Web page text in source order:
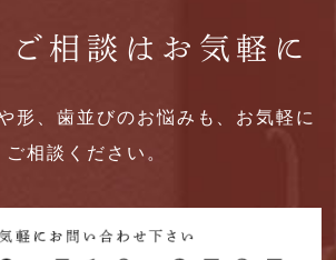
ご相談はお気軽に
形、歯並びのお悩みも、お気軽に
ご相談ください。